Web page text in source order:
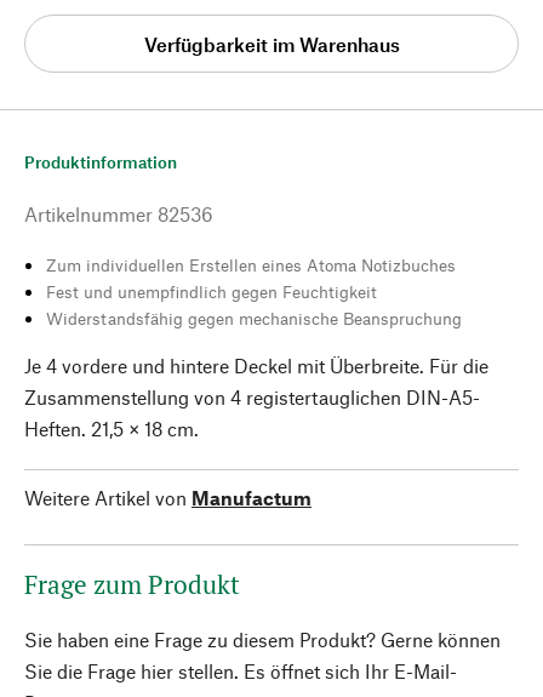
Verfügbarkeit im Warenhaus
Produktinformation
Artikelnummer 82536
Zum individuellen Erstellen eines Atoma Notizbuches
Fest und unempfindlich gegen Feuchtigkeit
Widerstandsfähig gegen mechanische Beanspruchung
Je 4 vordere und hintere Deckel mit Überbreite. Für die
Zusammenstellung von 4 registertauglichen DIN-A5-
Heften. 21,5 × 18 cm.
Weitere Artikel von Manufactum
Frage zum Produkt
Sie haben eine Frage zu diesem Produkt? Gerne können
Sie die Frage hier stellen. Es öffnet sich Ihr E-Mail-